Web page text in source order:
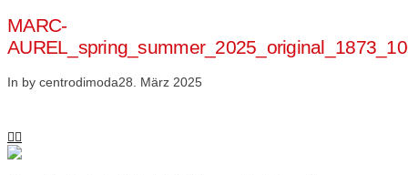
MARC-
In by centrodimoda28. März 2025